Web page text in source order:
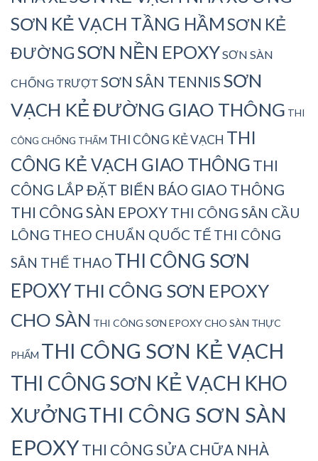
SƠN KẺ VẠCH TẦNG HẦMSƠN KẺ
ĐƯỜNGSƠN NỀN EPOXYSƠN SÀN
CHỐNG TRƯỢT SƠN SÂN TENNIS SƠN
VẠCH KẺ ĐƯỜNG GIAO THÔNG THI
CÔNG CHỐNG THẤM THI CÔNG KẺ VẠCH THI
CÔNG KẺ VẠCH GIAO THÔNG THI
CÔNG LẮP ĐẶT BIỂN BÁO GIAO THÔNG
THI CÔNG SÀN EPOXYTHI CÔNG SÂN CẦU
LÔNG THEO CHUẨN QUỐC TẾ THI CÔNG
SÂN THỂ THAO THI CÔNG SƠN
EPOXYTHI CÔNG SƠN EPOXY
CHO SÀN THI CÔNG SƠN EPOXY CHO SÀN THỰC
PHẨM THI CÔNG SƠN KẺ VẠCH
THI CÔNG SƠN KẺ VẠCH KHO
XƯỞNGTHI CÔNG SƠN SÀN
EPOXYTHI CÔNG SỬA CHỮA NHÀ